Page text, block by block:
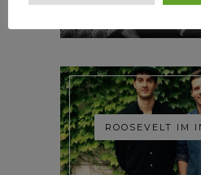
ROOSEVELT IM